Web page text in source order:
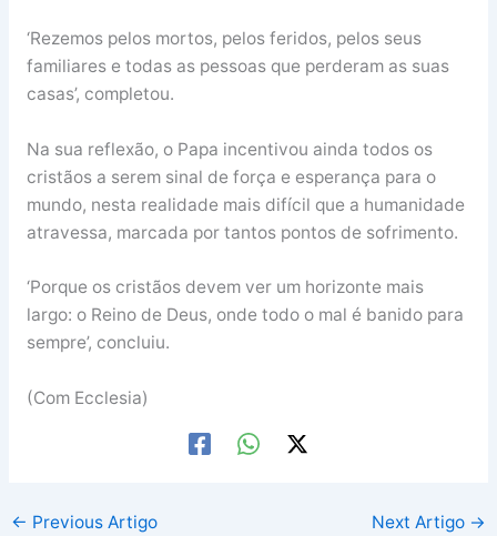
‘Rezemos pelos mortos, pelos feridos, pelos seus
familiares e todas as pessoas que perderam as suas
casas’, completou.
Na sua reflexão, o Papa incentivou ainda todos os
cristãos a serem sinal de força e esperança para o
mundo, nesta realidade mais difícil que a humanidade
atravessa, marcada por tantos pontos de sofrimento.
‘Porque os cristãos devem ver um horizonte mais
largo: o Reino de Deus, onde todo o mal é banido para
sempre’, concluiu.
(Com Ecclesia)
← Previous Artigo Next Artigo →